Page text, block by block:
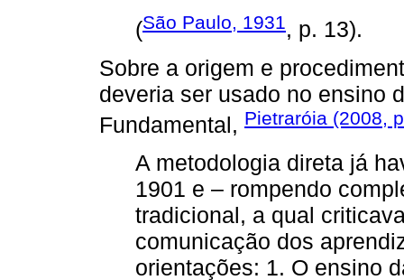
(São Paulo, 1931 , p. 13).
Sobre a origem e
deveria ser usado no ensino
Fundamental, Pietraróia (2008,
A metodologia direta já
1901 e – rompendo
tradicional, a qual
comunicação dos
orientações: 1. O ensino